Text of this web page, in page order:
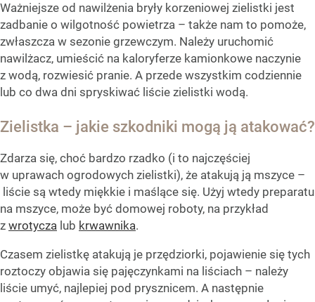
Ważniejsze od nawilżenia bryły korzeniowej zielistki jest
zadbanie o wilgotność powietrza – także nam to pomoże,
zwłaszcza w sezonie grzewczym. Należy uruchomić
nawilżacz, umieścić na kaloryferze kamionkowe naczynie
z wodą, rozwiesić pranie. A przede wszystkim codziennie
lub co dwa dni spryskiwać liście zielistki wodą.
Zielistka – jakie szkodniki mogą ją atakować?
Zdarza się, choć bardzo rzadko (i to najczęściej
w uprawach ogrodowych zielistki), że atakują ją mszyce –
liście są wtedy miękkie i maślące się. Użyj wtedy preparatu
na mszyce, może być domowej roboty, na przykład
z wrotycza lub krwawnika.
Czasem zielistkę atakują je przędziorki, pojawienie się tych
roztoczy objawia się pajęczynkami na liściach – należy
liście umyć, najlepiej pod prysznicem. A następnie